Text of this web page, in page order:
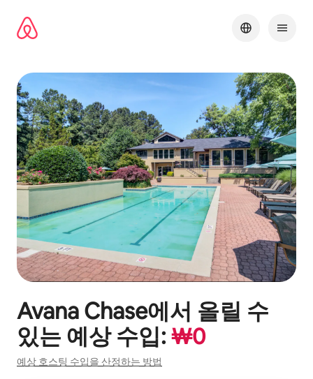
바로가기
Avana Chase에서 올릴 수
있는 예상 수입:₩0
예상 호스팅 수입을 산정하는 방법